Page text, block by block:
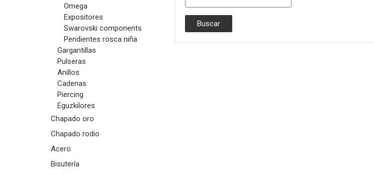
Omega
Expositores
Swarovski components
Pendientes rosca niña
Gargantillas
Pulseras
Anillos
Cadenas
Piercing
Eguzkilores
Chapado oro
Chapado rodio
Acero
Bisutería